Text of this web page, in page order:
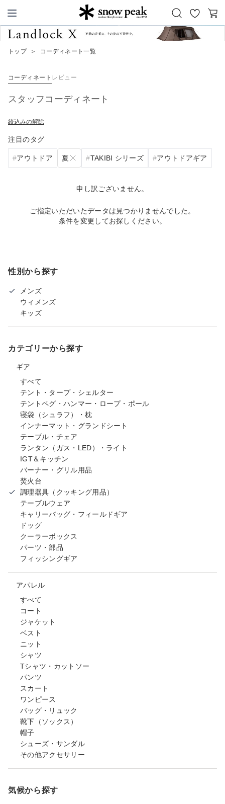
Snow Peak
お
気
カ
トップ ＞ コーディネート一覧
コーディネート レビュー
スタッフコーディネート
絞込みの解除
注目のタグ
アウトドア 夏 TAKIBI シリーズ アウトドアギア
申し訳ございません。
ご指定いただいたデータは見つかりませんでした。
条件を変更してお探しください。
性別から探す
メンズ
ウィメンズ
キッズ
カテゴリーから探す
ギア
すべて
テント・タープ・シェルター
テントペグ・ハンマー・ロープ・ポール
寝袋（シュラフ）・枕
インナーマット・グランドシート
テーブル・チェア
ランタン（ガス・LED）・ライト
IGT＆キッチン
バーナー・グリル用品
焚火台
調理器具（クッキング用品）
テーブルウェア
キャリーバッグ・フィールドギア
ドッグ
クーラーボックス
パーツ・部品
フィッシングギア
アパレル
すべて
コート
ジャケット
ベスト
ニット
シャツ
Tシャツ・カットソー
パンツ
スカート
ワンピース
バッグ・リュック
靴下（ソックス）
帽子
シューズ・サンダル
その他アクセサリー
気候から探す